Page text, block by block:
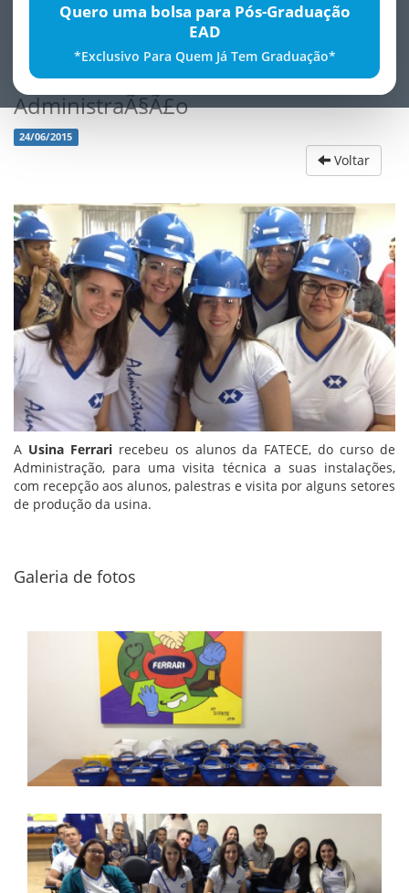
Quero uma bolsa para Pós-Graduação
EAD
*Exclusivo Para Quem Já Tem Graduação*
Visita TÃ©cnica do Curso de
AdministraÃ§Ã£o
24/06/2015
Voltar
A Usina Ferrarirecebeu os alunos da FATECE, do curso de
Administração, para uma visita técnica a suas instalações,
com recepção aos alunos, palestras e visita por alguns setores
de produção da usina.
Galeria de fotos